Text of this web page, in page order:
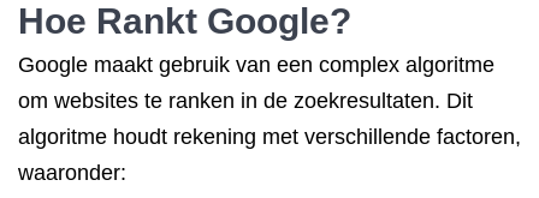
Hoe Rankt Google?
Google maakt gebruik van een complex algoritme
om websites te ranken in de zoekresultaten. Dit
algoritme houdt rekening met verschillende factoren,
waaronder: